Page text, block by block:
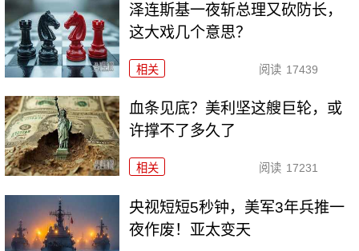
泽连斯基一夜斩总理又砍防长，
这大戏几个意思？
相关 阅读 17439
血条见底？美利坚这艘巨轮，或
许撑不了多久了
相关 阅读 17231
央视短短5秒钟，美军3年兵推一
夜作废！亚太变天